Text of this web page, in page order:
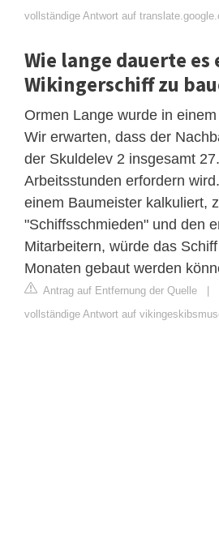
vollständige Antwort auf
Wie lange dauerte es
Wikingerschiff zu
Ormen Lange wurde in
Wir erwarten, dass der
der Skuldelev 2 insgesamt
Arbeitsstunden erfordern
einem Baumeister kalkuliert,
"Schiffsschmieden" und den
Mitarbeitern, würde das
Monaten gebaut werden
Antrag auf Entfernung der Quelle
vollständige Antwort auf